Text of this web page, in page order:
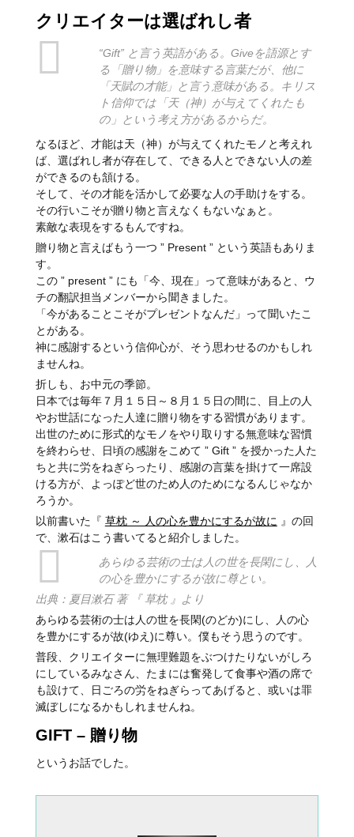
クリエイターは選ばれし者
“Gift” と言う英語がある。Giveを語源とす
る「贈り物」を意味する言葉だが、他に
「天賦の才能」と言う意味がある。キリス
ト信仰では「天（神）が与えてくれたも
の」という考え方があるからだ。
なるほど、才能は天（神）が与えてくれたモノと考えれ
ば、選ばれし者が存在して、できる人とできない人の差
ができるのも頷ける。
そして、その才能を活かして必要な人の手助けをする。
その行いこそが贈り物と言えなくもないなぁと。
素敵な表現をするもんですね。
贈り物と言えばもう一つ ” Present ” という英語もありま
す。
この ” present ” にも「今、現在」って意味があると、ウ
チの翻訳担当メンバーから聞きました。
「今があることこそがプレゼントなんだ」って聞いたこ
とがある。
神に感謝するという信仰心が、そう思わせるのかもしれ
ませんね。
折しも、お中元の季節。
日本では毎年７月１５日～８月１５日の間に、目上の人
やお世話になった人達に贈り物をする習慣があります。
出世のために形式的なモノをやり取りする無意味な習慣
を終わらせ、日頃の感謝をこめて ” Gift ” を授かった人た
ちと共に労をねぎらったり、感謝の言葉を掛けて一席設
ける方が、よっぽど世のため人のためになるんじゃなか
ろうか。
以前書いた『 草枕 ～ 人の心を豊かにするが故に 』の回
で、漱石はこう書いてると紹介しました。
あらゆる芸術の士は人の世を長閑にし、人
の心を豊かにするが故に尊とい。
出典：夏目漱石 著 『 草枕 』より
あらゆる芸術の士は人の世を長閑(のどか)にし、人の心
を豊かにするが故(ゆえ)に尊い。僕もそう思うのです。
普段、クリエイターに無理難題をぶつけたりないがしろ
にしているみなさん、たまには奮発して食事や酒の席で
も設けて、日ごろの労をねぎらってあげると、或いは罪
滅ぼしになるかもしれませんね。
GIFT – 贈り物
というお話でした。